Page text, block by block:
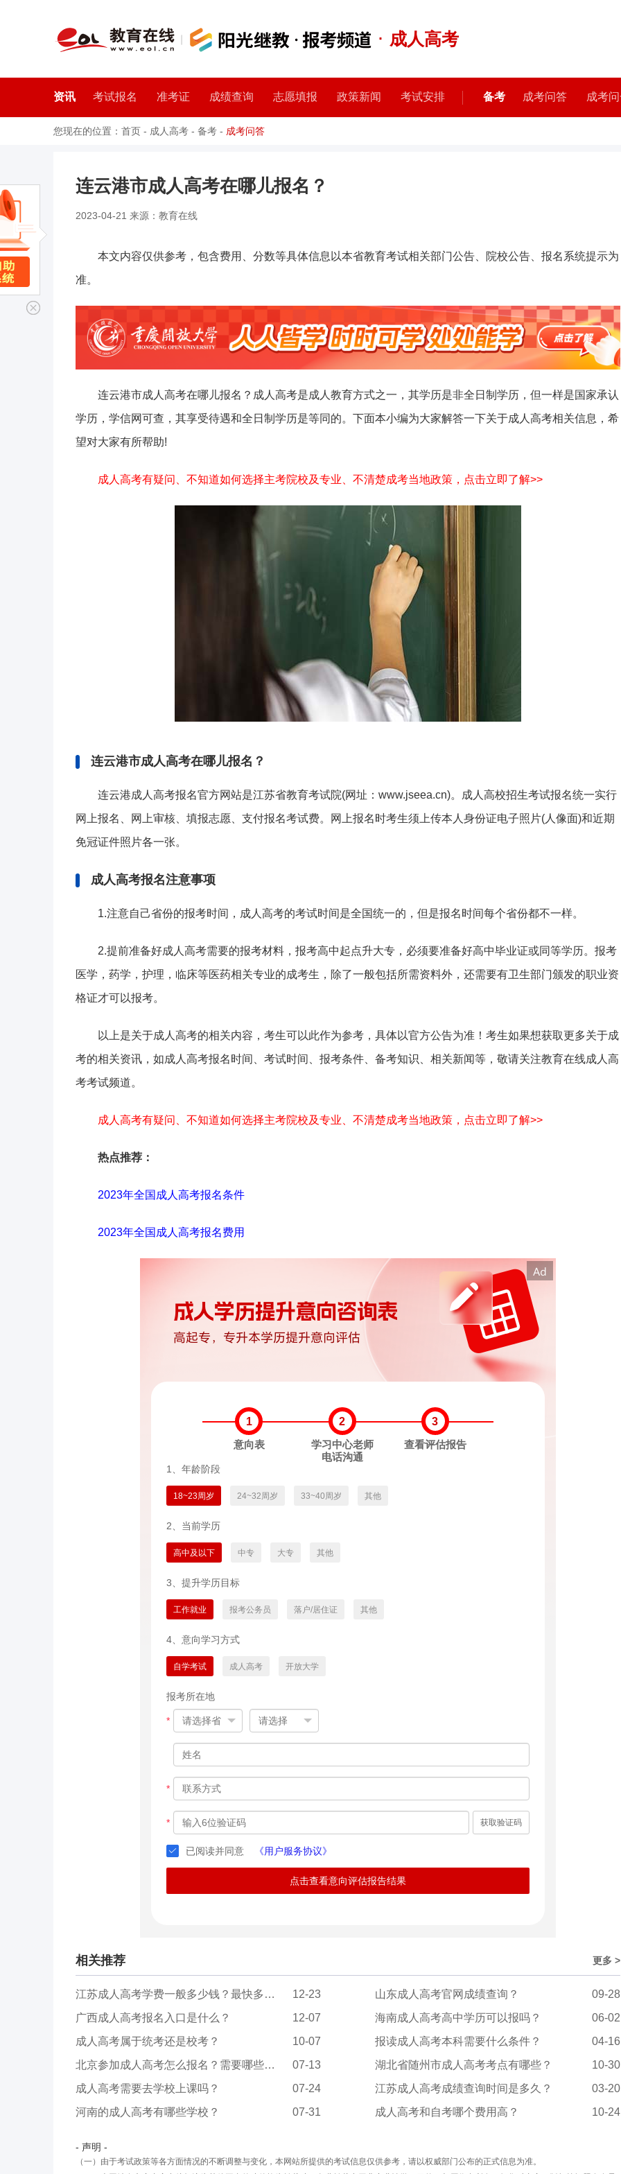
· 成人高考
资讯 考试报名 准考证 成绩查询 志愿填报 政策新闻 考试安排 备考 成考问答 成考
您现在的位置： 首页 - 成人高考 - 备考 - 成考问答
连云港市成人高考在哪儿报名？
2023-04-21 来源：教育在线
本文内容仅供参考，包含费用、分数等具体信息以本省教育考试相关部门公告、院校公告、报名系统提示为
准。
连云港市成人高考在哪儿报名？成人高考是成人教育方式之一，其学历是非全日制学历，但一样是国家承认
学历，学信网可查，其享受待遇和全日制学历是等同的。下面本小编为大家解答一下关于成人高考相关信息，希
望对大家有所帮助!
成人高考有疑问、不知道如何选择主考院校及专业、不清楚成考当地政策，点击立即了解>>
连云港市成人高考在哪儿报名？
连云港成人高考报名官方网站是江苏省教育考试院(网址：www.jseea.cn)。成人高校招生考试报名统一实行
网上报名、网上审核、填报志愿、支付报名考试费。网上报名时考生须上传本人身份证电子照片(人像面)和近期
免冠证件照片各一张。
成人高考报名注意事项
1.注意自己省份的报考时间，成人高考的考试时间是全国统一的，但是报名时间每个省份都不一样。
2.提前准备好成人高考需要的报考材料，报考高中起点升大专，必须要准备好高中毕业证或同等学历。报考
医学，药学，护理，临床等医药相关专业的成考生，除了一般包括所需资料外，还需要有卫生部门颁发的职业资
格证才可以报考。
以上是关于成人高考的相关内容，考生可以此作为参考，具体以官方公告为准！考生如果想获取更多关于成
考的相关资讯，如成人高考报名时间、考试时间、报考条件、备考知识、相关新闻等，敬请关注教育在线成人高
考考试频道。
成人高考有疑问、不知道如何选择主考院校及专业、不清楚成考当地政策，点击立即了解>>
热点推荐：
2023年全国成人高考报名条件
2023年全国成人高考报名费用
1
意向表
2
学习中心老师
电话沟通
3
查看评估报告
1、年龄阶段
18~23周岁 24~32周岁 33~40周岁 其他
2、当前学历
高中及以下 中专 大专 其他
3、提升学历目标
工作就业 报考公务员 落户/居住证 其他
4、意向学习方式
自学考试 成人高考 开放大学
报考所在地
*
*
* 获取验证码
已阅读并同意 《用户服务协议》
点击查看意向评估报告结果
更多 >
相关推荐
12-23
江苏成人高考学费一般多少钱？最快多久拿证？ 09-28
山东成人高考官网成绩查询？
12-07
广西成人高考报名入口是什么？ 06-02
海南成人高考高中学历可以报吗？
10-07
成人高考属于统考还是校考？ 04-16
报读成人高考本科需要什么条件？
07-13
北京参加成人高考怎么报名？需要哪些材料？ 10-30
湖北省随州市成人高考考点有哪些？
07-24
成人高考需要去学校上课吗？ 03-20
江苏成人高考成绩查询时间是多久？
07-31
河南的成人高考有哪些学校？ 10-24
成人高考和自考哪个费用高？
- 声明 -
（一）由于考试政策等各方面情况的不断调整与变化，本网站所提供的考试信息仅供参考，请以权威部门公布的正式信息为准。